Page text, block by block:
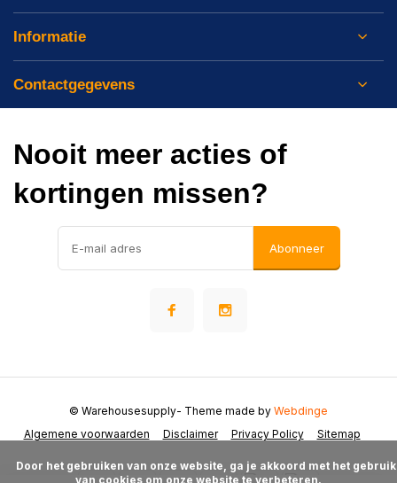
Informatie
Contactgegevens
Nooit meer acties of
kortingen missen?
Abonneer
Algemene voorwaarden Disclaimer Privacy Policy Sitemap
© Warehousesupply- Theme made by Webdinge
van cookies om onze website te verbeteren.